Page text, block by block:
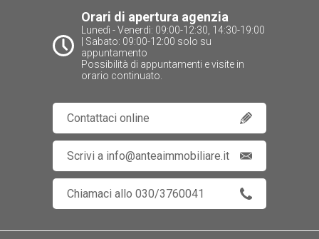
Orari di apertura agenzia
Lunedì - Venerdì: 09:00-12:30, 14:30-19:00
| Sabato: 09:00-12:00 solo su
appuntamento
Possibilità di appuntamenti e visite in
orario continuato.
Contattaci online
Scrivi a info@anteaimmobiliare.it
Chiamaci allo 030/3760041